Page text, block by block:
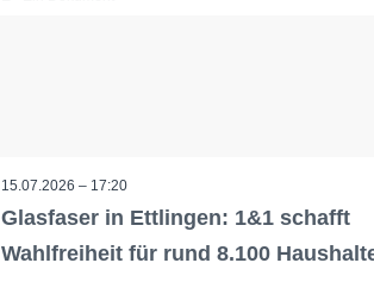
15.07.2026 – 17:20
Glasfaser in Ettlingen: 1&1 schafft
Wahlfreiheit für rund 8.100